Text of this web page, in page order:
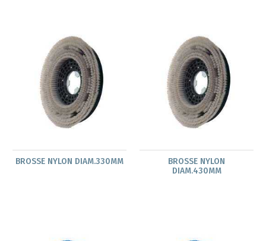
BROSSE NYLON DIAM.330MM
BROSSE NYLON
DIAM.430MM